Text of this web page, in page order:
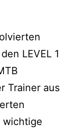
LEVEL 1
Trainer aus
wichtige